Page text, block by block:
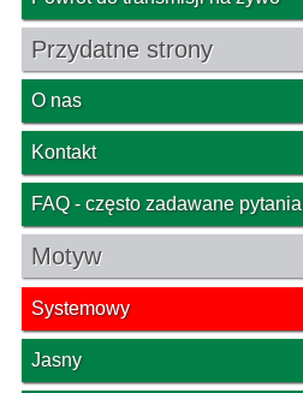
Przydatne strony
O nas
Kontakt
FAQ - często zadawane pytania
Motyw
Systemowy
Jasny